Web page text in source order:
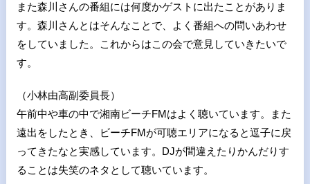
また森川さんの番組には何度かゲストに出たことがありま
す。森川さんとはそんなことで、よく番組への問いあわせ
をしていました。これからはこの会で意見していきたいで
す。
（小林由高副委員長）
午前中や車の中で湘南ビーチFMはよく聴いています。また
遠出をしたとき、ビーチFMが可聴エリアになると逗子に戻
ってきたなと実感しています。DJが間違えたりかんだりす
ることは失笑のネタとして聴いています。